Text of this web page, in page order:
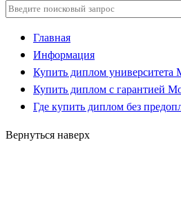
Главная
Информация
Купить диплом университета
Купить диплом с гарантией
Где купить диплом без
Вернуться наверх